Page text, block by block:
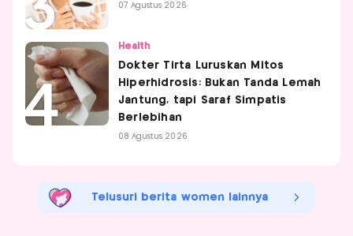
07 Agustus 2026
Health
Dokter Tirta Luruskan Mitos
Hiperhidrosis: Bukan Tanda Lemah
Jantung, tapi Saraf Simpatis
Berlebihan
08 Agustus 2026
Telusuri berita women lainnya